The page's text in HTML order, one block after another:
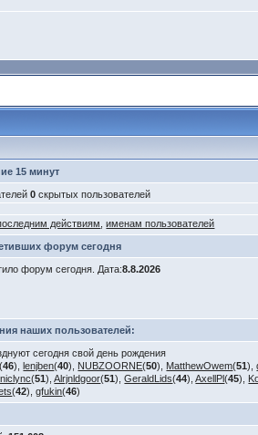
15 минут
0 скрытых пользователей
действиям ,именам пользователей
форум сегодня
форум сегодня. Дата:8.8.2026
наших пользователей:
сегодня свой день рождения
(46),lenjben(40), NUBZOORNE(50), MatthewOwem(51),
(51),Alrjnldgoor(51),GeraldLids(44),AxellPl(45),
(42),gfukin(46)